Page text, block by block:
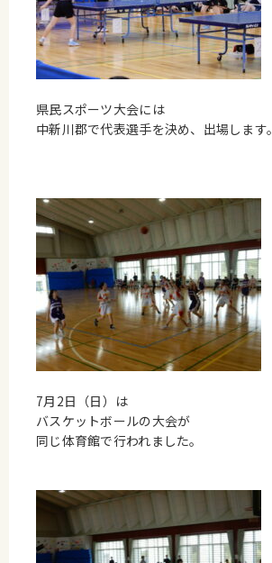
県民スポーツ大会には
中新川郡で代表選手を決め、出場します。
7月2日（日）は
バスケットボールの大会が
同じ体育館で行われました。